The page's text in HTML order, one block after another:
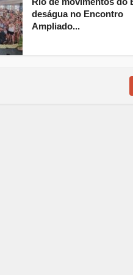
deságua no Encontro
Ampliado...